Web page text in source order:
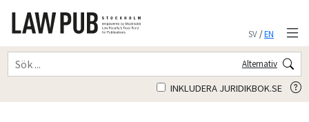
SV/EN
Alternativ
INKLUDERA JURIDIKBOK.SE